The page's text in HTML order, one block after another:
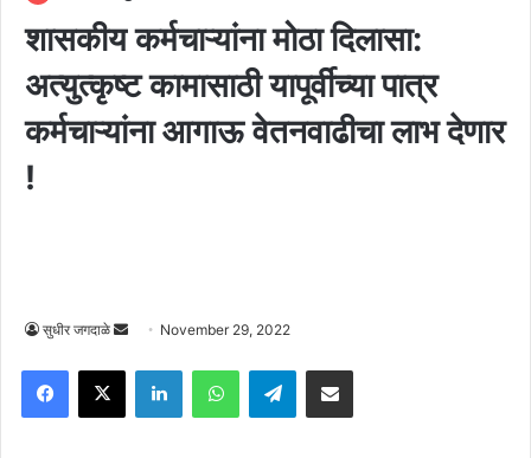
शासकीय कर्मचाऱ्यांना मोठा दिलासा:
अत्युत्कृष्ट कामासाठी यापूर्वीच्या पात्र
कर्मचाऱ्यांना आगाऊ वेतनवाढीचा लाभ देणार
!
सुधीर जगदाळे
Send
email
November 29, 2022
Facebook
X LinkedInWhatsAppTelegramShare via Email